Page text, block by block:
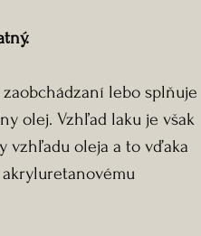
lebo splňuje
olej. Vzhľad laku je však
vzhľadu oleja a to vďaka